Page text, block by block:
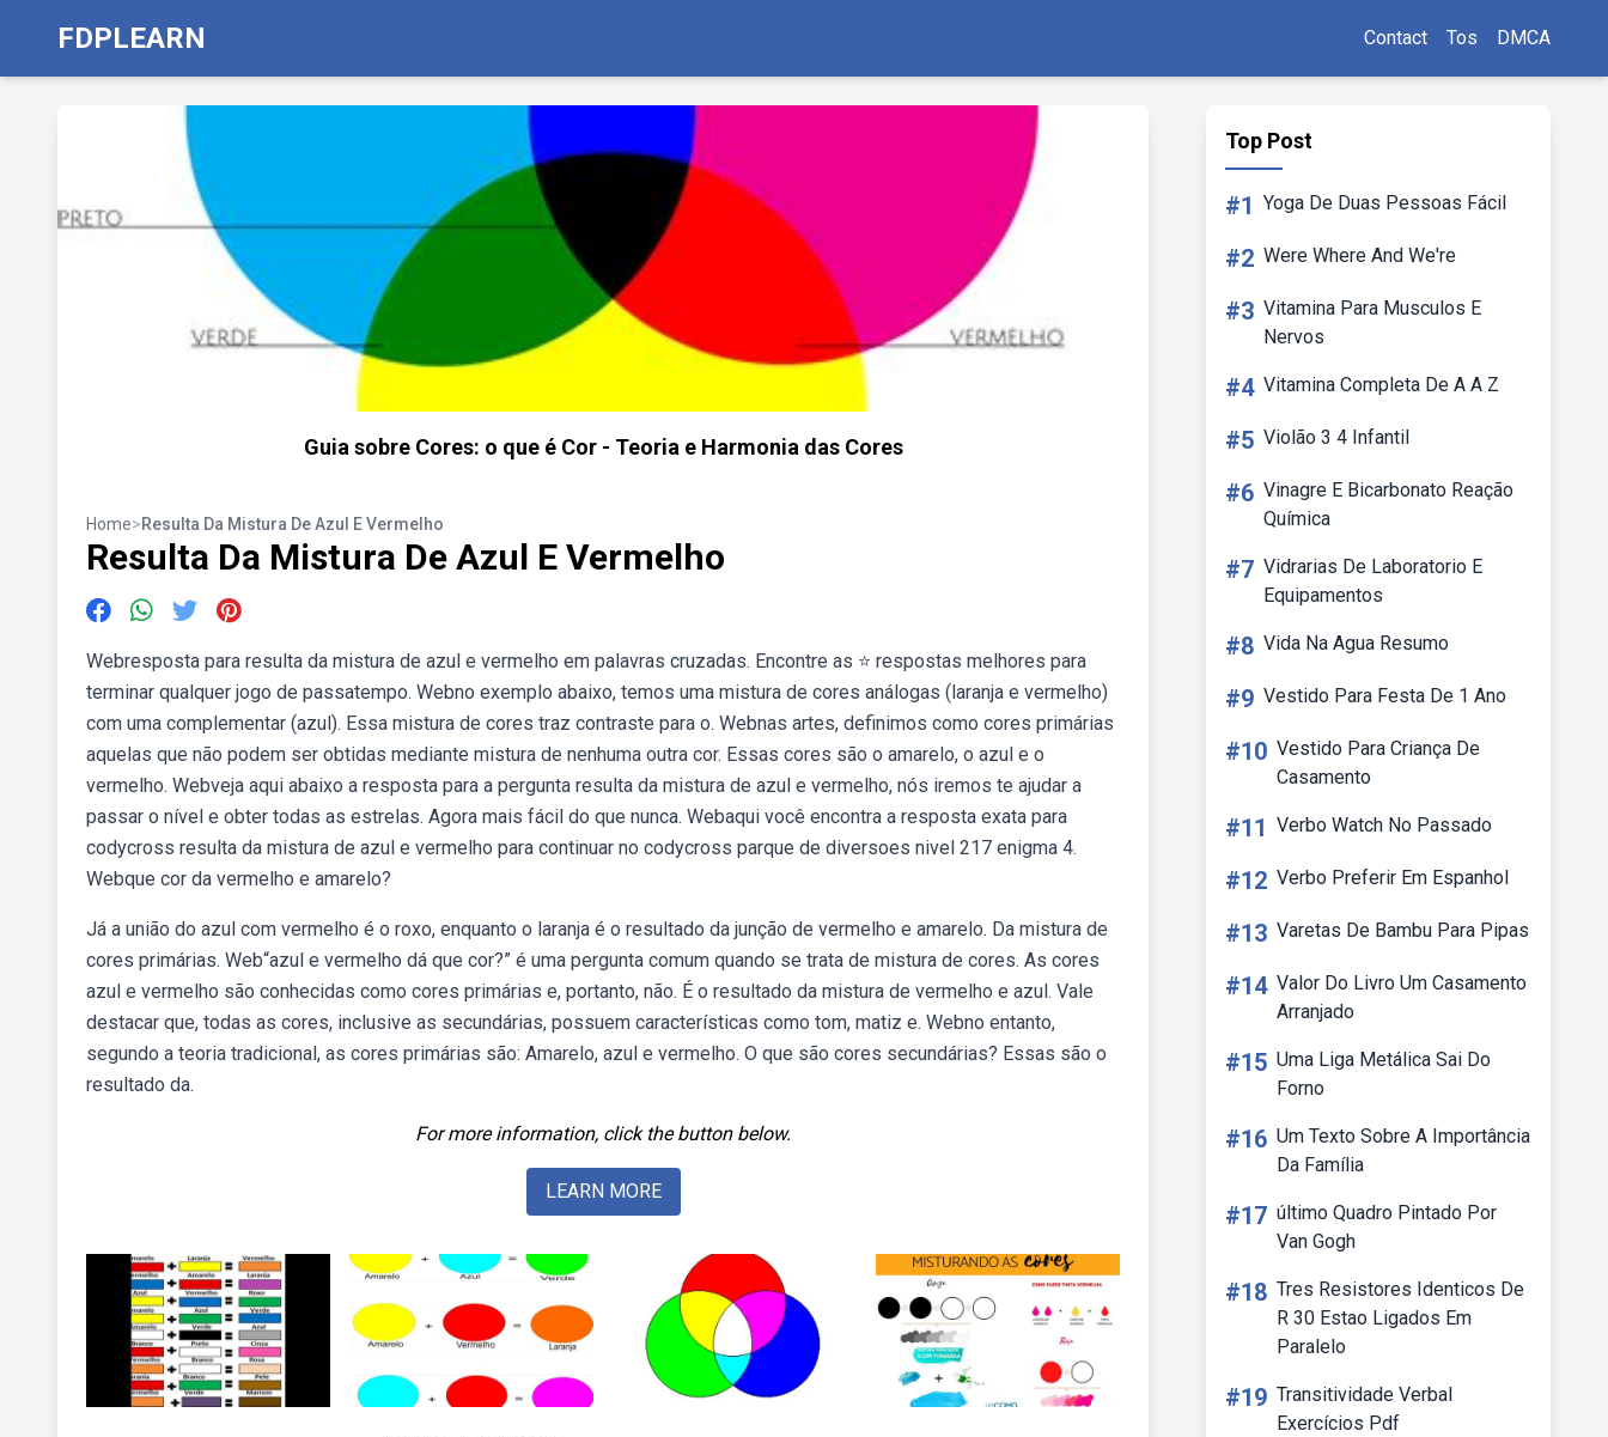
FDPLEARN Contact Tos DMCA
Guia sobre Cores: o que é Cor - Teoria e Harmonia das Cores
Home>Resulta Da Mistura De Azul E Vermelho
Resulta Da Mistura De Azul E Vermelho
Webresposta para resulta da mistura de azul e vermelho em palavras cruzadas. Encontre as ⭐ respostas melhores para
terminar qualquer jogo de passatempo. Webno exemplo abaixo, temos uma mistura de cores análogas (laranja e vermelho)
com uma complementar (azul). Essa mistura de cores traz contraste para o. Webnas artes, definimos como cores primárias
aquelas que não podem ser obtidas mediante mistura de nenhuma outra cor. Essas cores são o amarelo, o azul e o
vermelho. Webveja aqui abaixo a resposta para a pergunta resulta da mistura de azul e vermelho, nós iremos te ajudar a
passar o nível e obter todas as estrelas. Agora mais fácil do que nunca. Webaqui você encontra a resposta exata para
codycross resulta da mistura de azul e vermelho para continuar no codycross parque de diversoes nivel 217 enigma 4.
Webque cor da vermelho e amarelo?
Já a união do azul com vermelho é o roxo, enquanto o laranja é o resultado da junção de vermelho e amarelo. Da mistura de
cores primárias. Web“azul e vermelho dá que cor?” é uma pergunta comum quando se trata de mistura de cores. As cores
azul e vermelho são conhecidas como cores primárias e, portanto, não. É o resultado da mistura de vermelho e azul. Vale
destacar que, todas as cores, inclusive as secundárias, possuem características como tom, matiz e. Webno entanto,
segundo a teoria tradicional, as cores primárias são: Amarelo, azul e vermelho. O que são cores secundárias? Essas são o
resultado da.
For more information, click the button below.
LEARN MORE
Top Post
#1 Yoga De Duas Pessoas Fácil
#2 Were Where And We're
#3 Vitamina Para Musculos E
Nervos
#4 Vitamina Completa De A A Z
#5 Violão 3 4 Infantil
#6 Vinagre E Bicarbonato Reação
Química
#7 Vidrarias De Laboratorio E
Equipamentos
#8 Vida Na Agua Resumo
#9 Vestido Para Festa De 1 Ano
#10 Vestido Para Criança De
Casamento
#11 Verbo Watch No Passado
#12 Verbo Preferir Em Espanhol
#13 Varetas De Bambu Para Pipas
#14 Valor Do Livro Um Casamento
Arranjado
#15 Uma Liga Metálica Sai Do
Forno
#16 Um Texto Sobre A Importância
Da Família
#17 último Quadro Pintado Por
Van Gogh
#18 Tres Resistores Identicos De
R 30 Estao Ligados Em
Paralelo
#19 Transitividade Verbal
Exercícios Pdf